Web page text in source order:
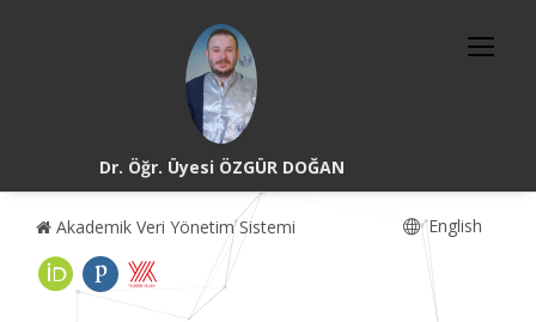
Dr. Öğr. Üyesi ÖZGÜR DOĞAN
Akademik Veri Yönetim Sistemi English